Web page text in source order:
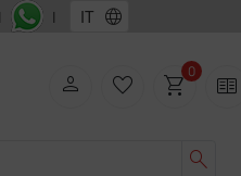
| language
search
person favorite_border shopping_cart0 two_pager